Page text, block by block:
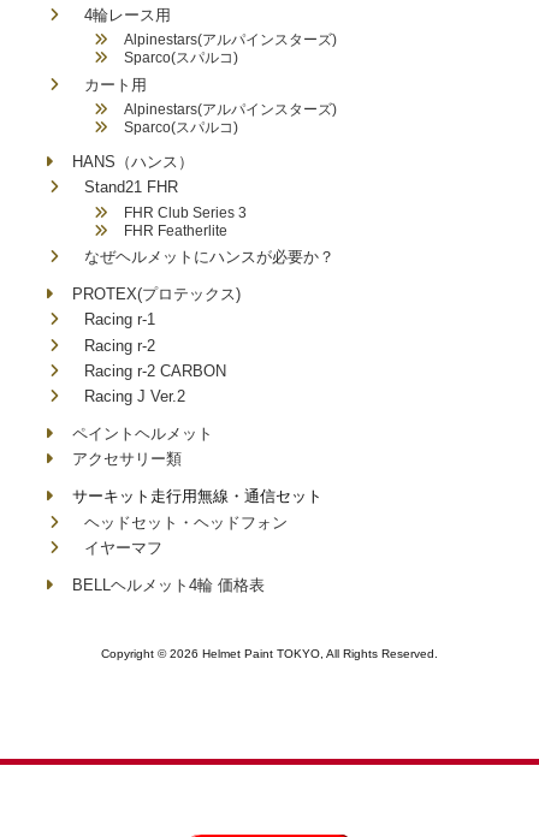
4輪レース用
Alpinestars(アルパインスターズ)
Sparco(スパルコ)
カート用
Alpinestars(アルパインスターズ)
Sparco(スパルコ)
HANS（ハンス）
Stand21 FHR
FHR Club Series 3
FHR Featherlite
なぜヘルメットにハンスが必要か？
PROTEX(プロテックス)
Racing r-1
Racing r-2
Racing r-2 CARBON
Racing J Ver.2
ペイントヘルメット
アクセサリー類
サーキット走行用無線・通信セット
ヘッドセット・ヘッドフォン
イヤーマフ
BELLヘルメット4輪 価格表
Copyright © 2026 Helmet Paint TOKYO, All Rights Reserved.